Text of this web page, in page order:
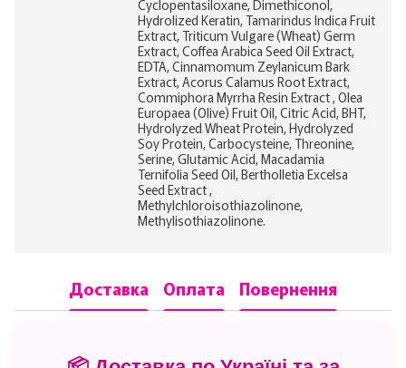
Cyclopentasiloxane, Dimethiconol,
Hydrolized Keratin, Tamarindus Indica Fruit
Extract, Triticum Vulgare (Wheat) Germ
Extract, Coffea Arabica Seed Oil Extract,
EDTA, Cinnamomum Zeylanicum Bark
Extract, Acorus Calamus Root Extract,
Commiphora Myrrha Resin Extract , Olea
Europaea (Olive) Fruit Oil, Citric Acid, BHT,
Hydrolyzed Wheat Protein, Hydrolyzed
Soy Protein, Carbocysteine, Threonine,
Serine, Glutamic Acid, Macadamia
Ternifolia Seed Oil, Bertholletia Excelsa
Seed Extract ,
Methylchloroisothiazolinone,
Methylisothiazolinone.
Доставка Оплата Повернення